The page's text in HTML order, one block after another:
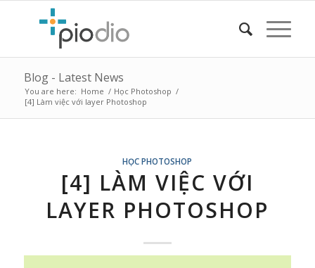
Blog - Latest News
You are here: Home / Học Photoshop /
[4] Làm việc với layer Photoshop
HỌC PHOTOSHOP
[4] LÀM VIỆC VỚI
LAYER PHOTOSHOP